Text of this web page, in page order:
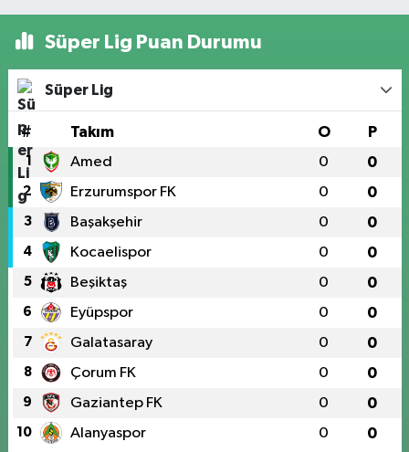
Süper Lig Puan Durumu
Süper Lig
# Takım O P
1 Amed 0 0
2 Erzurumspor FK 0 0
3 Başakşehir 0 0
4 Kocaelispor 0 0
5 Beşiktaş 0 0
6 Eyüpspor 0 0
7 Galatasaray 0 0
8 Çorum FK 0 0
9 Gaziantep FK 0 0
10 Alanyaspor 0 0